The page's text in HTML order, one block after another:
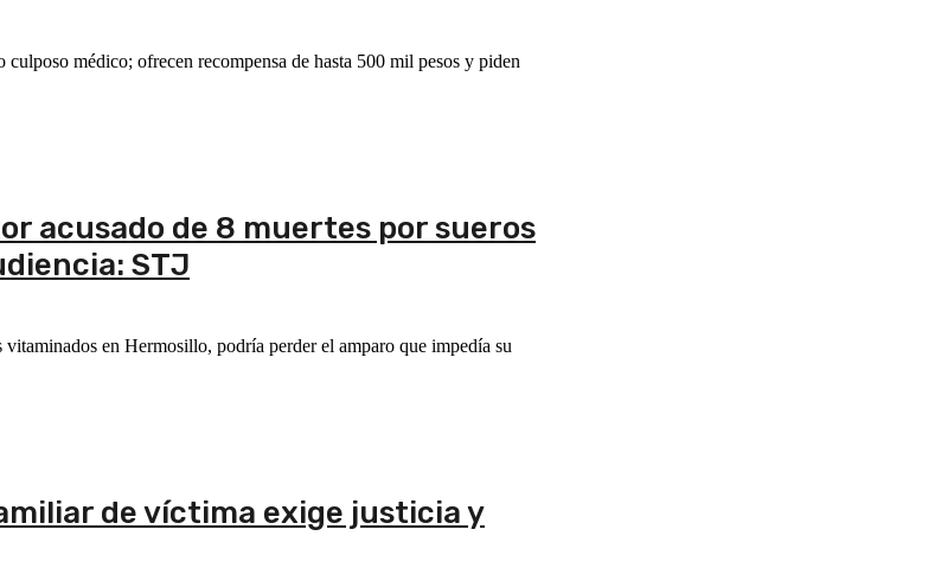
médico; ofrecen recompensa de hasta 500 mil pesos y piden
acusado de 8 muertes por sueros
STJ
en Hermosillo, podría perder el amparo que impedía su
de víctima exige justicia y